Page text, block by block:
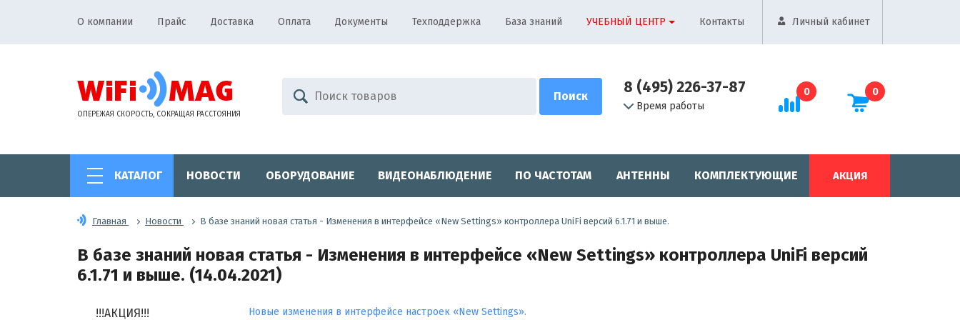
О компании Прайс Доставка Оплата Документы Техподдержка База знаний УЧЕБНЫЙ ЦЕНТР Контакты Личный кабинет
ОПЕРЕЖАЯ СКОРОСТЬ, СОКРАЩАЯ РАССТОЯНИЯ
8 (495) 226-37-87
Время работы
0 0
КАТАЛОГ НОВОСТИ ОБОРУДОВАНИЕ ВИДЕОНАБЛЮДЕНИЕ ПО ЧАСТОТАМ АНТЕННЫ КОМПЛЕКТУЮЩИЕ АКЦИЯ
Главная Новости В базе знаний новая статья - Изменения в интерфейсе «New Settings» контроллера UniFi версий 6.1.71 и выше.
В базе знаний новая статья - Изменения в интерфейсе «New Settings» контроллера UniFi версий
6.1.71 и выше. (14.04.2021)
Новые изменения в интерфейсе настроек «New Settings».
!!!АКЦИЯ!!!